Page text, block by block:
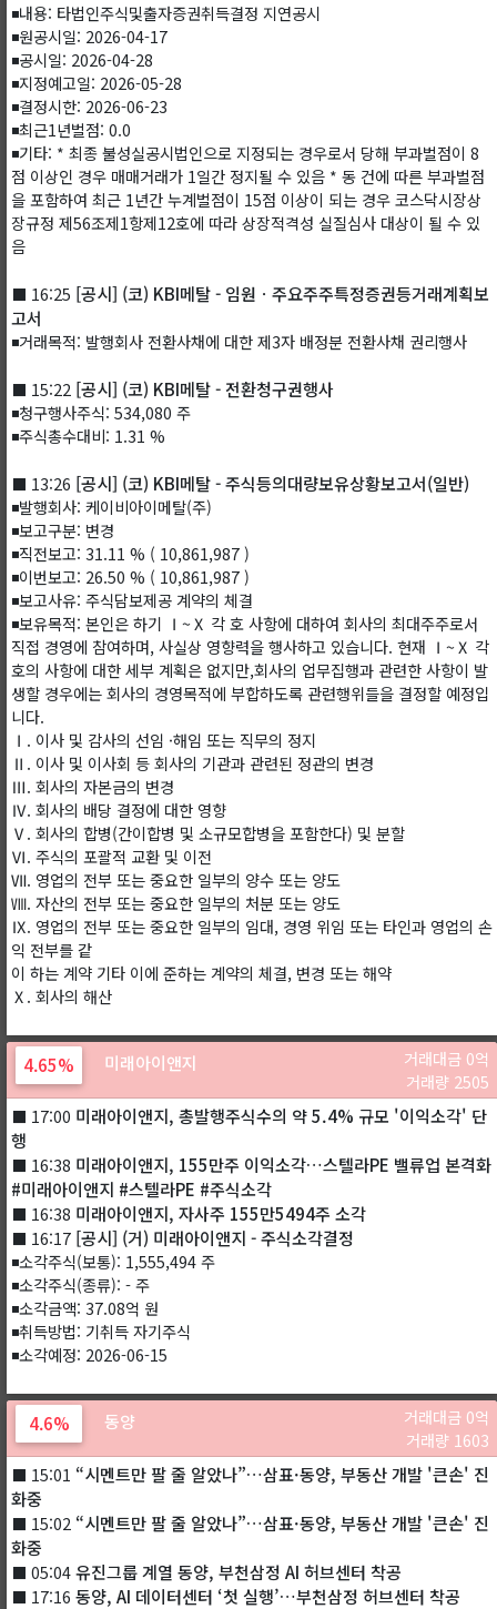
◾내용: 타법인주식및출자증권취득결정 지연공시
◾원공시일: 2026-04-17
◾공시일: 2026-04-28
◾지정예고일: 2026-05-28
◾결정시한: 2026-06-23
◾최근1년벌점: 0.0
◾기타: * 최종 불성실공시법인으로 지정되는 경우로서 당해 부과벌점이 8
점 이상인 경우 매매거래가 1일간 정지될 수 있음 * 동 건에 따른 부과벌점
을 포함하여 최근 1년간 누계벌점이 15점 이상이 되는 경우 코스닥시장상
장규정 제56조제1항제12호에 따라 상장적격성 실질심사 대상이 될 수 있
음
⬛ 16:25 [공시] (코) KBI메탈 - 임원ㆍ주요주주특정증권등거래계획보
고서
◾거래목적: 발행회사 전환사채에 대한 제3자 배정분 전환사채 권리행사
⬛ 15:22 [공시] (코) KBI메탈 - 전환청구권행사
◾청구행사주식: 534,080 주
◾주식총수대비: 1.31 %
⬛ 13:26 [공시] (코) KBI메탈 - 주식등의대량보유상황보고서(일반)
◾발행회사: 케이비아이메탈(주)
◾보고구분: 변경
◾직전보고: 31.11 % ( 10,861,987 )
◾이번보고: 26.50 % ( 10,861,987 )
◾보고사유: 주식담보제공 계약의 체결
◾보유목적: 본인은 하기 Ⅰ~Ⅹ 각 호 사항에 대하여 회사의 최대주주로서
직접 경영에 참여하며, 사실상 영향력을 행사하고 있습니다. 현재 Ⅰ~Ⅹ 각
호의 사항에 대한 세부 계획은 없지만,회사의 업무집행과 관련한 사항이 발
생할 경우에는 회사의 경영목적에 부합하도록 관련행위들을 결정할 예정입
니다.
Ⅰ. 이사 및 감사의 선임 ·해임 또는 직무의 정지
Ⅱ. 이사 및 이사회 등 회사의 기관과 관련된 정관의 변경
Ⅲ. 회사의 자본금의 변경
Ⅳ. 회사의 배당 결정에 대한 영향
Ⅴ. 회사의 합병(간이합병 및 소규모합병을 포함한다) 및 분할
Ⅵ. 주식의 포괄적 교환 및 이전
Ⅶ. 영업의 전부 또는 중요한 일부의 양수 또는 양도
Ⅷ. 자산의 전부 또는 중요한 일부의 처분 또는 양도
Ⅸ. 영업의 전부 또는 중요한 일부의 임대, 경영 위임 또는 타인과 영업의 손
익 전부를 같
이 하는 계약 기타 이에 준하는 계약의 체결, 변경 또는 해약
Ⅹ. 회사의 해산
4.65% 미래아이앤지
거래대금 0억
거래량 2505
⬛ 17:00 미래아이앤지, 총발행주식수의 약 5.4% 규모 '이익소각' 단
행
⬛ 16:38 미래아이앤지, 155만주 이익소각…스텔라PE 밸류업 본격화
#미래아이앤지 #스텔라PE #주식소각
⬛ 16:38 미래아이앤지, 자사주 155만5494주 소각
⬛ 16:17 [공시] (거) 미래아이앤지 - 주식소각결정
◾소각주식(보통): 1,555,494 주
◾소각주식(종류): - 주
◾소각금액: 37.08억 원
◾취득방법: 기취득 자기주식
◾소각예정: 2026-06-15
4.6% 동양
거래대금 0억
거래량 1603
⬛ 15:01 “시멘트만 팔 줄 알았나”…삼표·동양, 부동산 개발 '큰손' 진
화중
⬛ 15:02 “시멘트만 팔 줄 알았나”…삼표·동양, 부동산 개발 '큰손' 진
화중
⬛ 05:04유진그룹 계열 동양, 부천삼정 AI 허브센터 착공
⬛ 17:16 동양, AI 데이터센터 ‘첫 실행’…부천삼정 허브센터 착공